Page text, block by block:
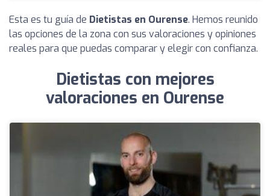
Esta es tu guía de Dietistas en Ourense. Hemos reunido
las opciones de la zona con sus valoraciones y opiniones
reales para que puedas comparar y elegir con confianza.
Dietistas con mejores
valoraciones en Ourense